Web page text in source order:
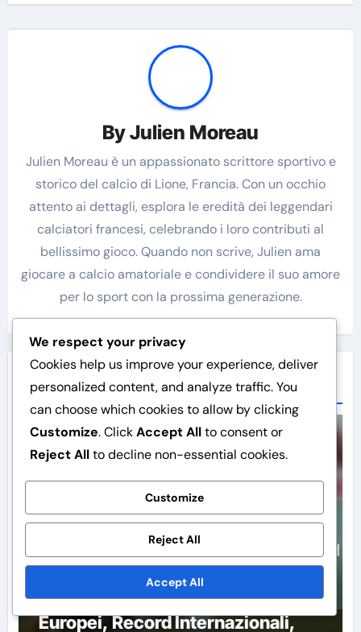
ByJulien Moreau
Julien Moreau è un appassionato scrittore sportivo e
storico del calcio di Lione, Francia. Con un occhio
attento ai dettagli, esplora le eredità dei leggendari
calciatori francesi, celebrando i loro contributi al
bellissimo gioco. Quando non scrive, Julien ama
giocare a calcio amatoriale e condividere il suo amore
per lo sport con la prossima generazione.
Related Post
Risultati Internazionali
Michel Platini: Vittorie agli
Europei, Record Internazionali,
We respect your privacy
Cookies help us improve your experience, deliver
personalized content, and analyze traffic. You
can choose which cookies to allow by clicking
Customize. ClickAccept Allto consent or
Reject Allto decline non-essential cookies.
Customize
Reject All
Accept All